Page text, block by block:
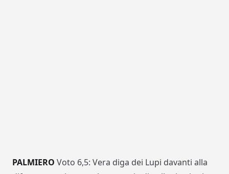
PALMIERO Voto 6,5: Vera diga dei Lupi davanti alla